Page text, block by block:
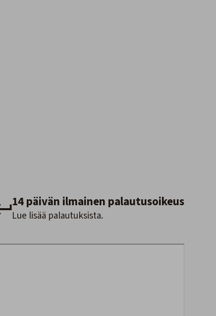
14 päivän ilmainen palautusoikeus
Lue lisää palautuksista.